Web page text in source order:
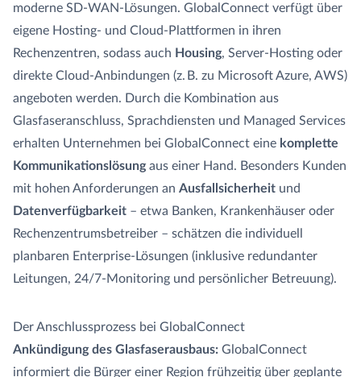
moderne SD-WAN-Lösungen. GlobalConnect verfügt über
eigene Hosting- und Cloud-Plattformen in ihren
Rechenzentren, sodass auch Housing, Server-Hosting oder
direkte Cloud-Anbindungen (z. B. zu Microsoft Azure, AWS)
angeboten werden. Durch die Kombination aus
Glasfaseranschluss, Sprachdiensten und Managed Services
erhalten Unternehmen bei GlobalConnect eine komplette
Kommunikationslösungaus einer Hand. Besonders Kunden
mit hohen Anforderungen an Ausfallsicherheit und
Datenverfügbarkeit – etwa Banken, Krankenhäuser oder
Rechenzentrumsbetreiber – schätzen die individuell
planbaren Enterprise-Lösungen (inklusive redundanter
Leitungen, 24/7-Monitoring und persönlicher Betreuung).
Der Anschlussprozess bei GlobalConnect
Ankündigung des Glasfaserausbaus: GlobalConnect
informiert die Bürger einer Region frühzeitig über geplante